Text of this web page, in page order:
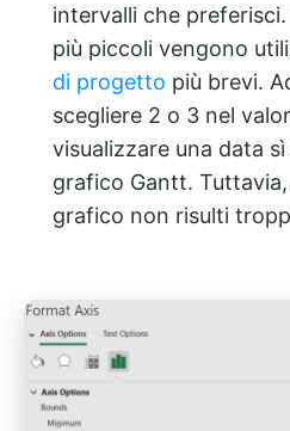
intervalli che
più piccoli vengono
di progetto più brevi.
scegliere 2 o 3 nel
visualizzare una data
grafico Gantt.
grafico non risulti